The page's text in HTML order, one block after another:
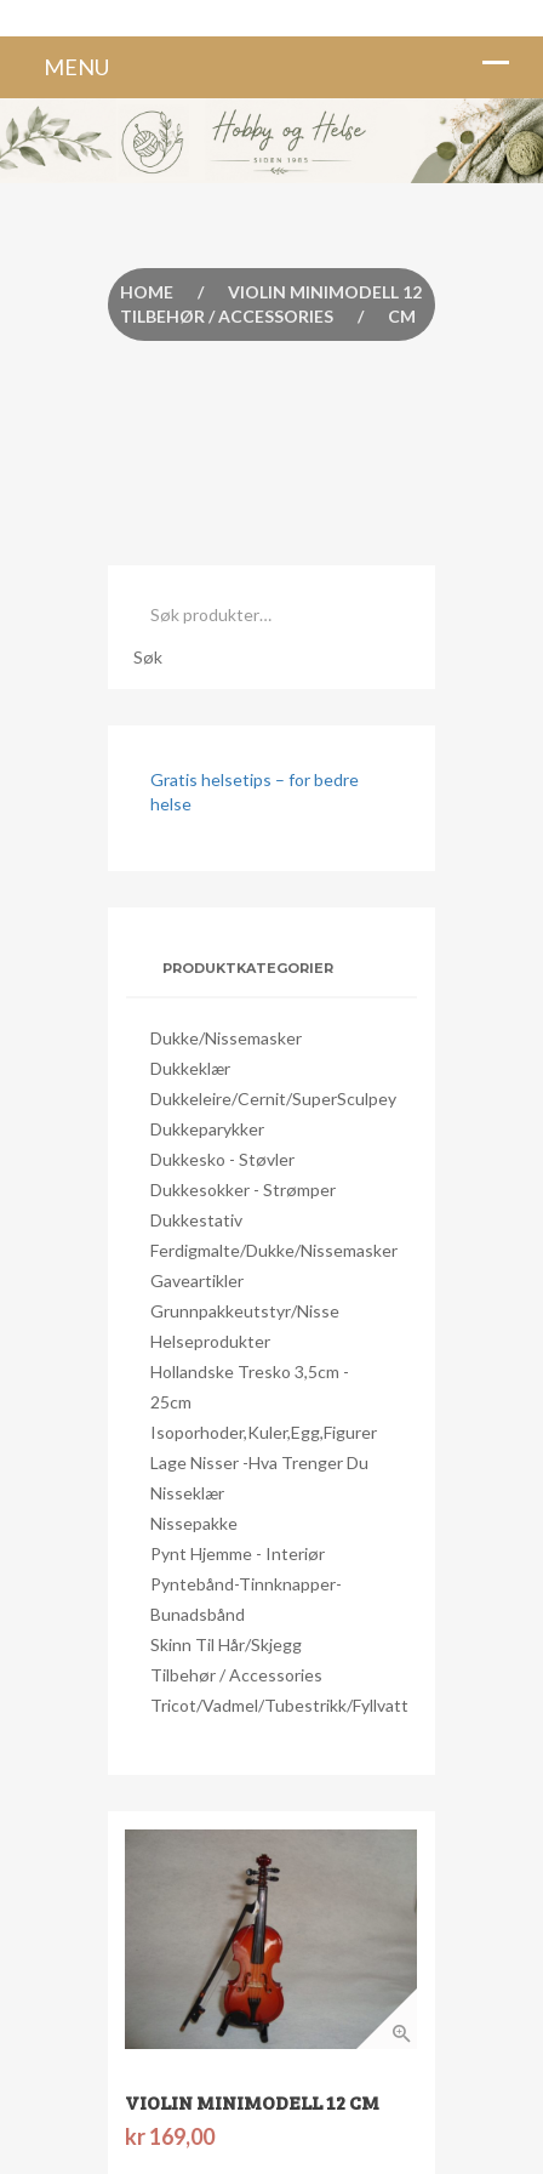
HOME
/
TILBEHØR / ACCESSORIES
/
VIOLIN MINIMODELL 12
CM
etter:
Søk
Gratis helsetips – for bedre
helse
PRODUKTKATEGORIER
Dukke/nissemasker
Dukkeklær
Dukkeleire/Cernit/SuperSculpey
Dukkeparykker
Dukkesko - Støvler
Dukkesokker - Strømper
Dukkestativ
Ferdigmalte/dukke/nissemasker
Gaveartikler
Grunnpakkeutstyr/nisse
Helseprodukter
Hollandske Tresko 3,5cm -
25cm
Isoporhoder,kuler,egg,figurer
Lage Nisser -hva Trenger Du
Nisseklær
Nissepakke
Pynt Hjemme - Interiør
Pyntebånd-Tinnknapper-
Bunadsbånd
Skinn Til Hår/skjegg
Tilbehør / Accessories
Tricot/Vadmel/Tubestrikk/Fyllvatt
VIOLIN MINIMODELL 12 CM
kr169,00